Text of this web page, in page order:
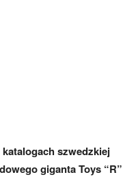
szwedzkiej
giganta Toys “R”